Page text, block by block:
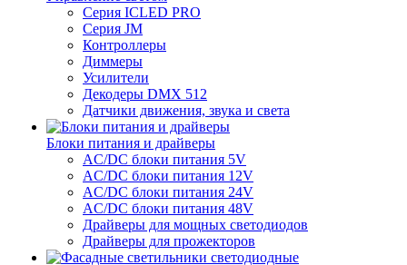
Серия ICLED PRO
Серия JM
Контроллеры
Диммеры
Усилители
Декодеры DMX 512
Датчики движения, звука и света
Блоки питания и драйверы
AC/DC блоки питания 5V
AC/DC блоки питания 12V
AC/DC блоки питания 24V
AC/DC блоки питания 48V
Драйверы для мощных светодиодов
Драйверы для прожекторов